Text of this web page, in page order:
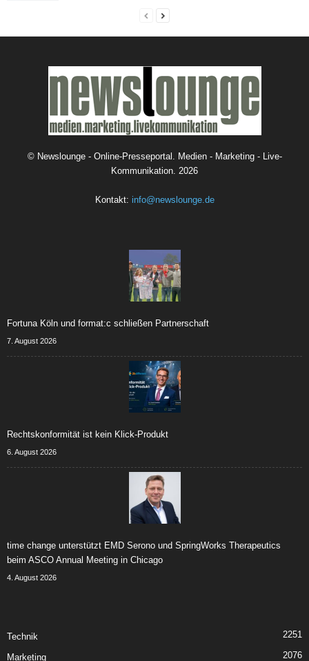
© Newslounge - Online-Presseportal. Medien - Marketing - Live-
Kommunikation. 2026
Kontakt: info@newslounge.de
Fortuna Köln und format:c schließen Partnerschaft
7. August 2026
Rechtskonformität ist kein Klick-Produkt
6. August 2026
time change unterstützt EMD Serono und SpringWorks Therapeutics
beim ASCO Annual Meeting in Chicago
4. August 2026
Technik 2251
Marketing 2076